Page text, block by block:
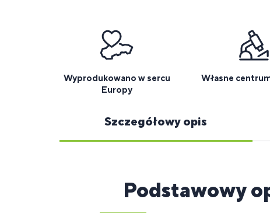
Wyprodukowano w sercu
Europy
Własne
Szczegółowy opis
Podstawowy